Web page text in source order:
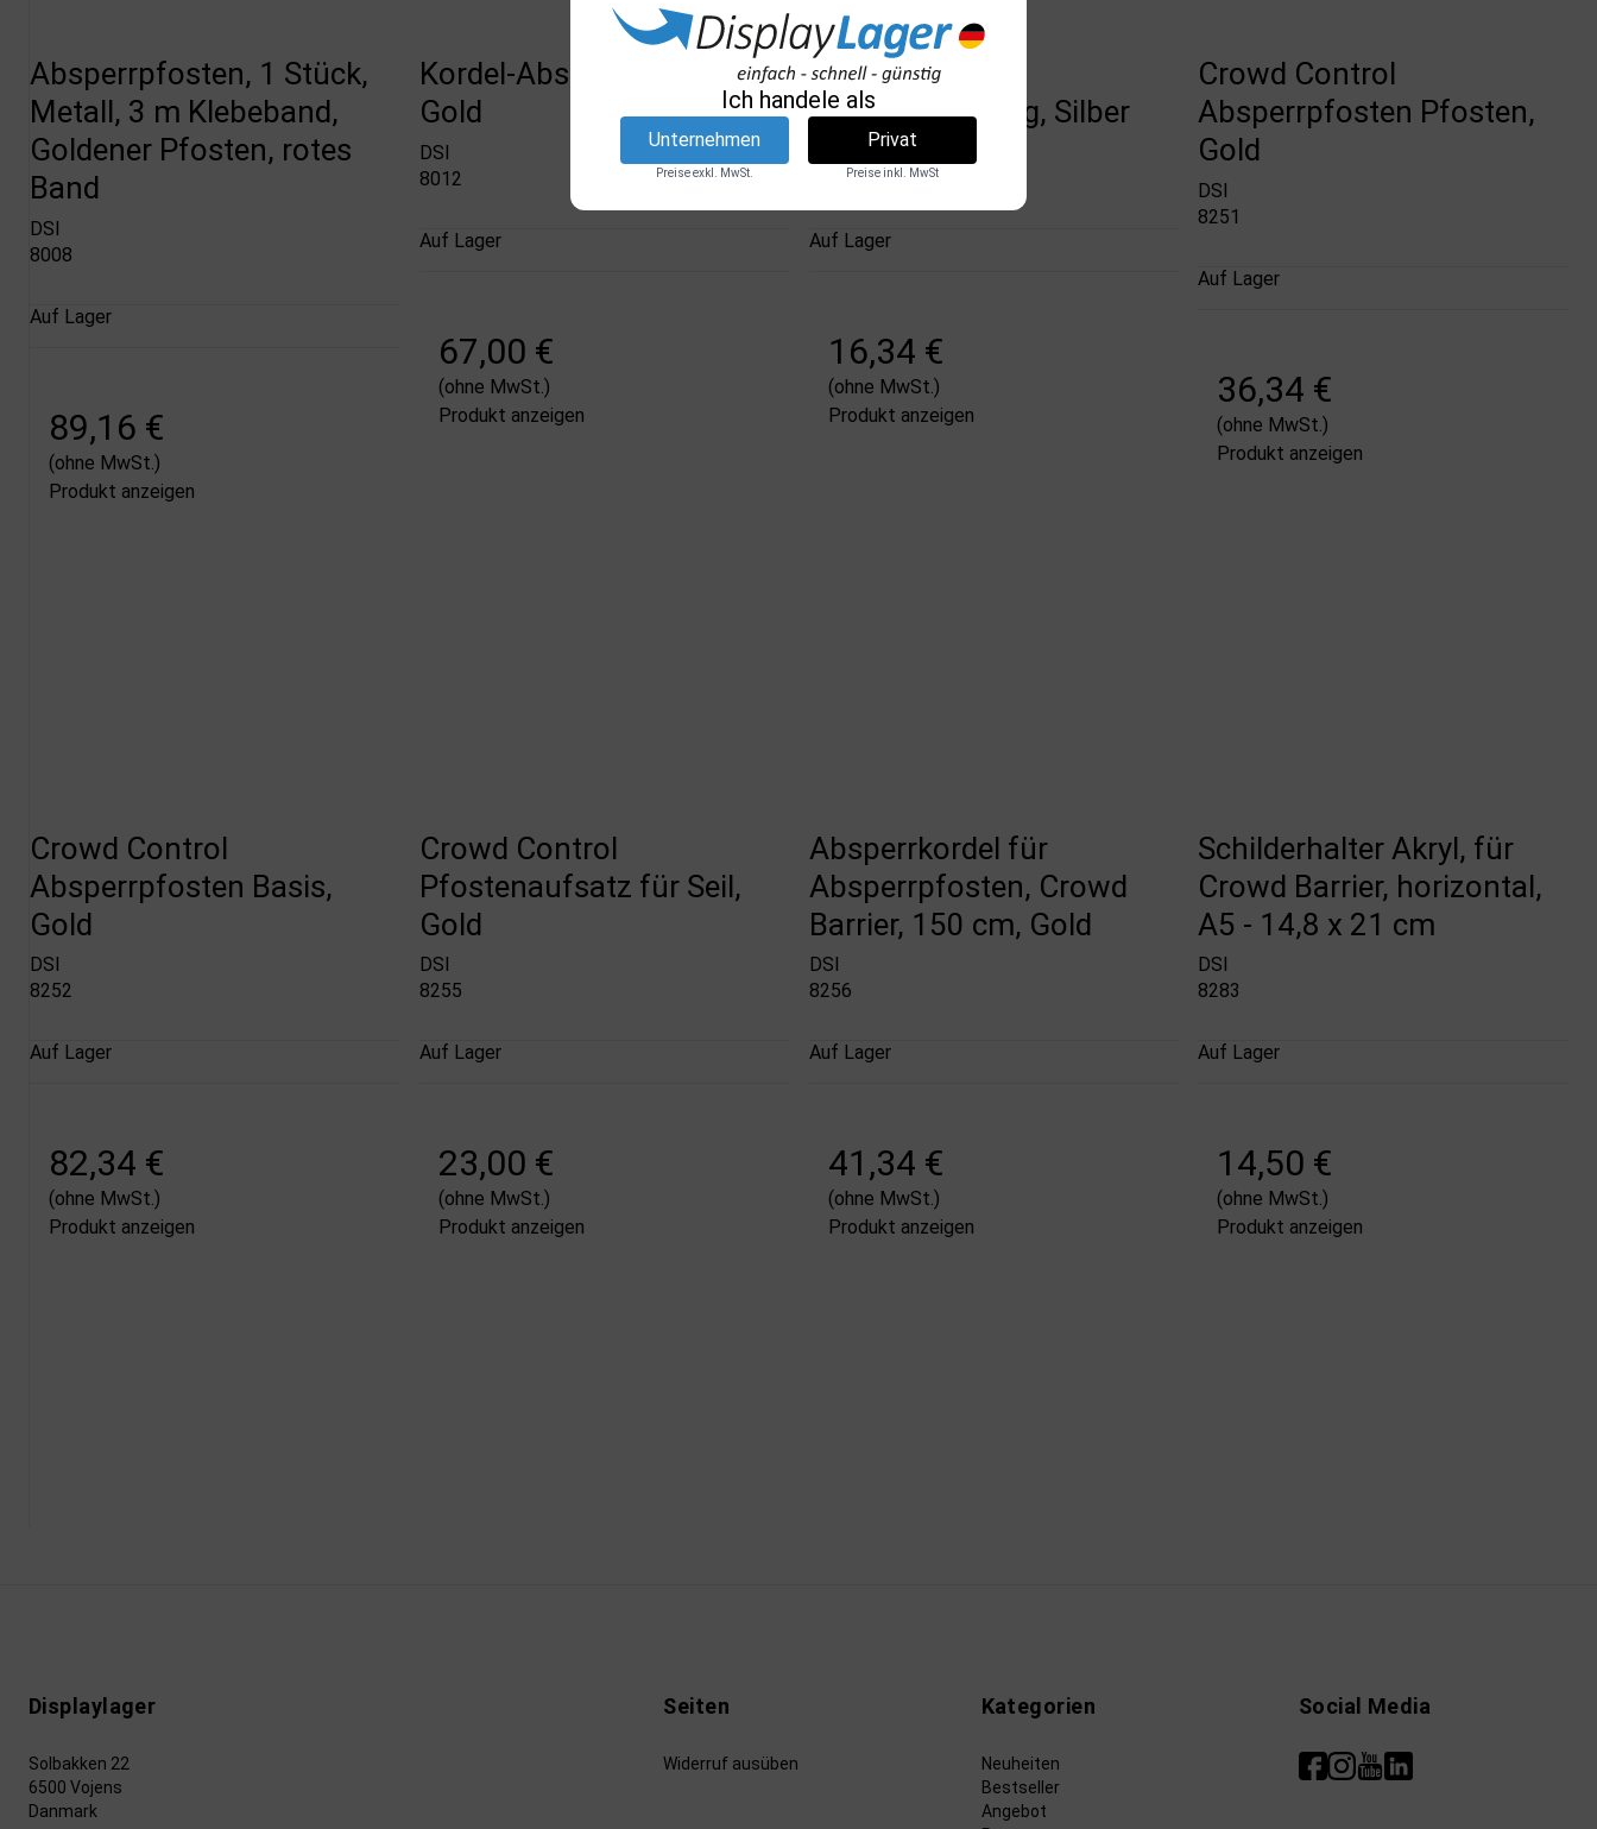
Absperrpfosten, 1 Stück,
Metall, 3 m Klebeband,
Goldener Pfosten, rotes
Band
DSI
8008
Auf Lager
89,16 €
(ohne MwSt.)
Produkt anzeigen
Kordel-Absperrpfosten,
Gold
DSI
8012
Auf Lager
67,00 €
(ohne MwSt.)
Produkt anzeigen
Crowd Control
Pfostenbeschlag, Silber
8234
Auf Lager
16,34 €
(ohne MwSt.)
Produkt anzeigen
Crowd Control
Absperrpfosten Pfosten,
Gold
DSI
8251
Auf Lager
36,34 €
(ohne MwSt.)
Produkt anzeigen
Crowd Control
Absperrpfosten Basis,
Gold
DSI
8252
Auf Lager
82,34 €
(ohne MwSt.)
Produkt anzeigen
Crowd Control
Pfostenaufsatz für Seil,
Gold
DSI
8255
Auf Lager
23,00 €
(ohne MwSt.)
Produkt anzeigen
Absperrkordel für
Absperrpfosten, Crowd
Barrier, 150 cm, Gold
DSI
8256
Auf Lager
41,34 €
(ohne MwSt.)
Produkt anzeigen
Schilderhalter Akryl, für
Crowd Barrier, horizontal,
A5 - 14,8 x 21 cm
DSI
8283
Auf Lager
14,50 €
(ohne MwSt.)
Produkt anzeigen
Displaylager
Solbakken 22
6500 Vojens
Danmark
Seiten
Widerruf ausüben
Kategorien
Neuheiten
Bestseller
Angebot
Social Media
Ich handele als
Unternehmen
Preise exkl. MwSt.
Privat
Preise inkl. MwSt